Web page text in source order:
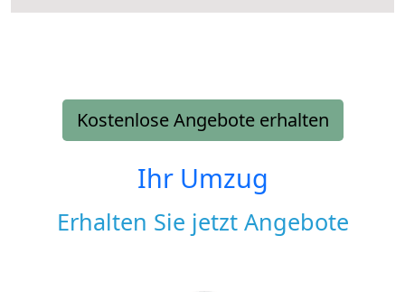
Kostenlose Angebote erhalten
Ihr Umzug
Erhalten Sie jetzt Angebote